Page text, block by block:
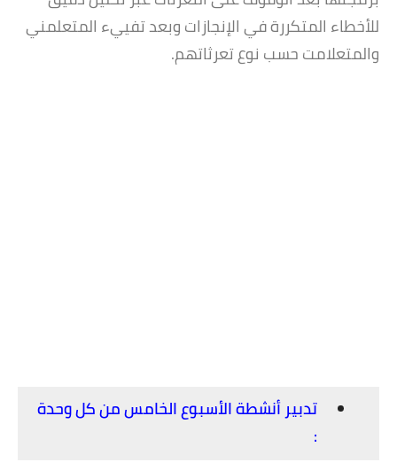
للأخطاء المتكررة في الإنجازات وبعد تفييء المتعلمني
والمتعلامت حسب نوع تعرثاتهم.
تدبير أنشطة الأسبوع الخامس من كل وحدة
: